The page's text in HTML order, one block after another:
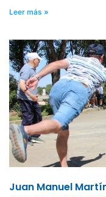
Leer más »
Juan Manuel